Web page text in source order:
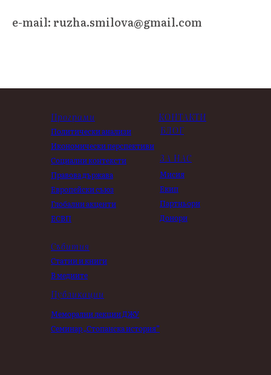
e-mail: ruzha.smilova@gmail.com
Програми
Политически анализи
Икономически перспективи
Социални контексти
Правова държава
Европейски съюз
Глобални акценти
ЕСВП
Събития
Статии и книги
В медиите
Публикации
Меморални лекции ДЖУ
Семинар „Стопанска история”
ЗА НАС
Мисия
Екип
Партньори
Донори
БЛОГ
КОНТАКТИ